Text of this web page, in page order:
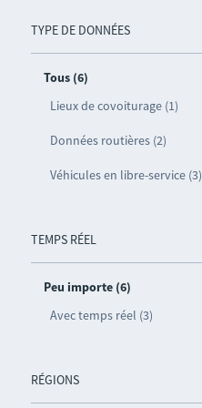
TYPE DE DONNÉES
Tous (6)
Lieux de covoiturage (1)
Données routières (2)
Véhicules en libre-service (3)
TEMPS RÉEL
Peu importe (6)
Avec temps réel (3)
RÉGIONS